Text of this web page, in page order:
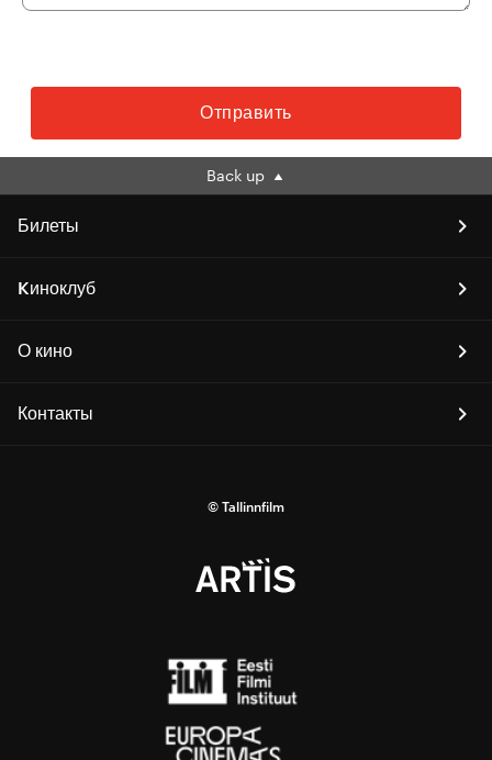
Отправить
Back up
Билеты
Kиноклуб
О кино
Контакты
© Tallinnfilm